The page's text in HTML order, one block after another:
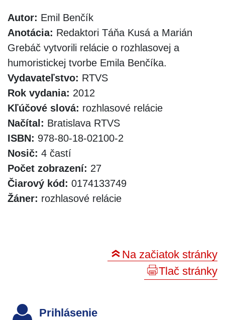
Autor: Emil Benčík
Anotácia: Redaktori Táňa Kusá a Marián
Grebáč vytvorili relácie o rozhlasovej a
humoristickej tvorbe Emila Benčíka.
Vydavateľstvo: RTVS
Rok vydania: 2012
Kľúčové slová: rozhlasové relácie
Načítal: Bratislava RTVS
ISBN: 978-80-18-02100-2
Nosič: 4 častí
Počet zobrazení: 27
Čiarový kód: 0174133749
Žáner: rozhlasové relácie
Na začiatok stránky
Tlač stránky
Prihlásenie